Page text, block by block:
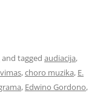
and tagged audiacija,
,choro muzika, E.
, Edwino Gordono,